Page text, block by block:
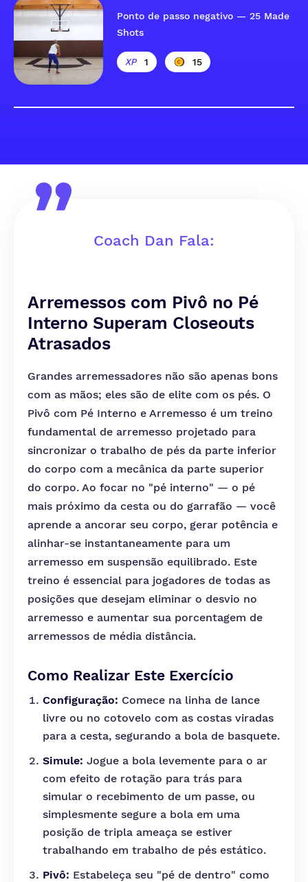
Ponto de passo negativo — 25 Made
Shots
1 15
Coach Dan Fala:
Arremessos com Pivô no Pé
Interno Superam Closeouts
Atrasados
Grandes arremessadores não são apenas bons
com as mãos; eles são de elite com os pés. O
Pivô com Pé Interno e Arremesso é um treino
fundamental de arremesso projetado para
sincronizar o trabalho de pés da parte inferior
do corpo com a mecânica da parte superior
do corpo. Ao focar no "pé interno" — o pé
mais próximo da cesta ou do garrafão — você
aprende a ancorar seu corpo, gerar potência e
alinhar-se instantaneamente para um
arremesso em suspensão equilibrado. Este
treino é essencial para jogadores de todas as
posições que desejam eliminar o desvio no
arremesso e aumentar sua porcentagem de
arremessos de média distância.
Como Realizar Este Exercício
Configuração: Comece na linha de lance
livre ou no cotovelo com as costas viradas
para a cesta, segurando a bola de basquete.
Simule: Jogue a bola levemente para o ar
com efeito de rotação para trás para
simular o recebimento de um passe, ou
simplesmente segure a bola em uma
posição de tripla ameaça se estiver
trabalhando em trabalho de pés estático.
Pivô: Estabeleça seu "pé de dentro" como